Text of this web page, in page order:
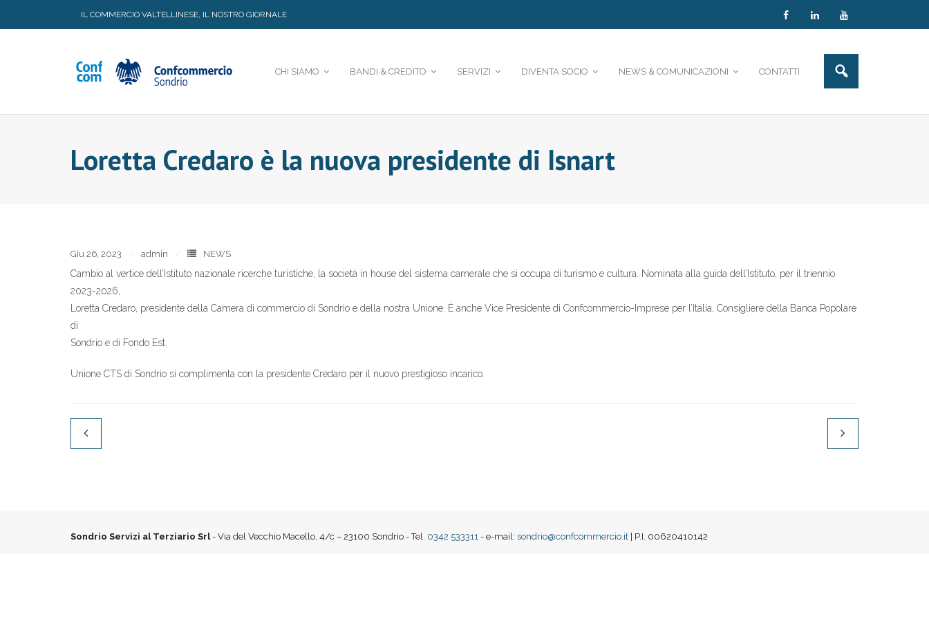
IL COMMERCIO VALTELLINESE, IL NOSTRO GIORNALE
CHI SIAMO BANDI & CREDITO SERVIZI DIVENTA SOCIO NEWS & COMUNICAZIONI CONTATTI
Loretta Credaro è la nuova presidente di Isnart
Giu 26, 2023 admin NEWS
Cambio al vertice dell’Istituto nazionale ricerche turistiche, la società in house del sistema camerale che si occupa di turismo e cultura. Nominata alla guida dell’Istituto, per il triennio
2023-2026,
Loretta Credaro, presidente della Camera di commercio di Sondrio e della nostra Unione. È anche Vice Presidente di Confcommercio-Imprese per l’Italia, Consigliere della Banca Popolare
di
Sondrio e di Fondo Est.
Unione CTS di Sondrio si complimenta con la presidente Credaro per il nuovo prestigioso incarico.
Sondrio Servizi al Terziario Srl- Via del Vecchio Macello, 4/c – 23100 Sondrio - Tel. 0342 533311 - e-mail: sondrio@confcommercio.it | P.I. 00620410142